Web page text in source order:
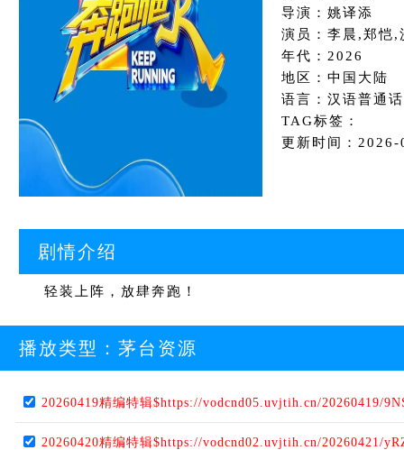
导演：姚译添
演员：李晨,郑恺
年代：2026
地区：中国大陆
语言：汉语普通话
TAG标签：
更新时间：
剧情介绍
轻装上阵，放肆奔跑！
播放类型： 茅台资源
20260419精编特辑$https://vodcnd05.uvjtih.cn/20260419/
20260420精编特辑$https://vodcnd02.uvjtih.cn/20260421/